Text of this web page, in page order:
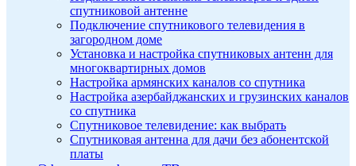
спутниковой антенне
Подключение спутникового телевидения в
загородном доме
Установка и настройка спутниковых антенн для
многоквартирных домов
Настройка армянских каналов со спутника
Настройка азербайджанских и грузинских каналов
со спутника
Спутниковое телевидение: как выбрать
Спутниковая антенна для дачи без абонентской
платы